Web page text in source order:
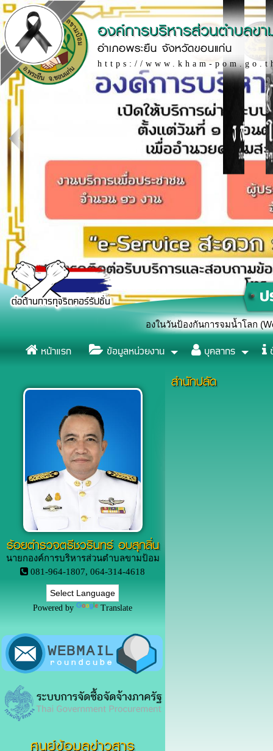
องค์การบริหารส่วนตำบลข
อำเภอพระยืน จังหวัดขอนแก่น
https://www.kham-
ดยั้งการจมน้ำ เนื่องในวันป้องกันการจมน้ำโลก (World Drowning
หน้าแรก ข้อมูลหน่วยงาน บุคลากร
ร้อยตำรวจตรีชวรินทร์ อบสุกลิ่น
นายกองค์การบริหารส่วนตำบลขามป้อม
081-964-1807, 064-314-4618
Powered by Translate
ศูนย์ข้อมูลข่าวสาร
สำนักปลัด